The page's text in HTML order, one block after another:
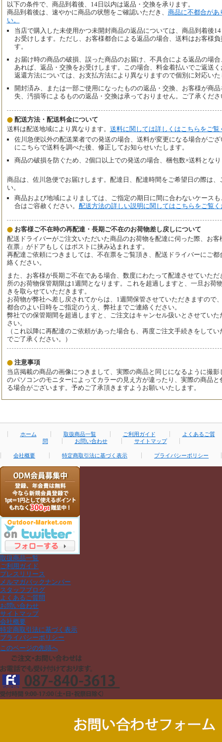
以下の条件で、商品到着後、14日以内は返品・交換を承ります。
商品到着後は、速やかに商品の状態をご確認いただき、 商品に不都合があ
い。
当店で購入した未使用かつ未開封商品の返品については、商品到着後
お受けします。ただし、お客様都合による返品の場合、送料はお客様
す。
お届け時の商品の破損、誤った商品のお届け、不具合による返品の場
あれば、返品・交換をお受けします。この場合、料金着払いでご返送
返還方法については、お支払方法により異なりますので個別に対応いた
開封済み、または一部ご使用になったものの返品・交換、お客様が商
失、汚損等によるものの返品・交換は承っておりません。ご了承くださ
配送方法・配送料金について
送料は配送地域により異なります。 送料に関しては詳しくはこちらをご覧
佐川急便以外の配送業者での発送の場合、送料が変更になる場合がご
にこちらで送料を調べた後、修正してお知らせいたします。
商品の破損を防ぐため、2個口以上での発送の場合、梱包数×送料とな
商品は、佐川急便でお届けします。配達日、配達時間をご希望日の際は
い。
商品および地域によりましては、ご指定の期日に間に合わないケース
合はご容赦ください。 配送方法の詳しい説明に関してはこちらをご覧く
お客様ご不在時の再配達・長期ご不在のお荷物差し戻しについて
配送ドライバーがご注文いただいた商品のお荷物を配達に伺った際、お
在票」がドアもしくはポストに挟み込まれます。
再配達ご依頼につきましては、不在票をご覧頂き、配送ドライバーにご
絡ください。
また、お客様が長期ご不在である場合、数度にわたって配達させていた
所のお荷物保管期限は1週間となります。これを超過しますと、一旦お荷
きを取らせていただきます。
お荷物が弊社へ差し戻されてからは、1週間保管させていただきますので
都合のよい日時をご指定のうえ、弊社までご連絡ください。
弊社での保管期間を超過しますと、ご注文はキャンセル扱いとさせてい
さい。
（これ以降に再配達のご依頼があった場合も、再度ご注文手続きをして
でご了承ください。）
注意事項
当店掲載の商品の画像につきまして、実際の商品と同じになるように撮
のパソコンのモニターによってカラーの見え方が違ったり、実際の商品
る場合がございます。予めご了承頂きますようお願いいたします。
ホーム 取扱商品一覧 ご利用ガイド
よくあるご質
問
お問い合わせ サイトマップ
会社概要 特定商取引法に基づく表示 プライバシーポリシー
取扱商品一覧
ご利用ガイド
プレスリリース
メルマガバックナンバー
スタッフブログ
よくあるご質問
お問い合わせ
サイトマップ
会社概要
特定商取引法に基づく表示
プライバシーポリシー
このページの先頭へ